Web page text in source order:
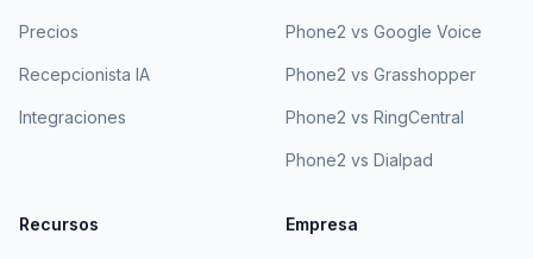
Precios
Recepcionista IA
Integraciones
Phone2 vs Google Voice
Phone2 vs Grasshopper
Phone2 vs RingCentral
Phone2 vs Dialpad
Recursos Empresa